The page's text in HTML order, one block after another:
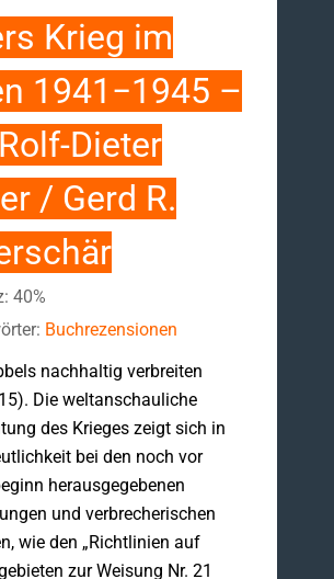
Krieg im
1941−1945 –
Dieter
/ Gerd R.
40%
Buchrezensionen
nachhaltig verbreiten
Die weltanschauliche
des Krieges zeigt sich in
bei den noch vor
herausgegebenen
und verbrecherischen
wie den „Richtlinien auf
zur Weisung Nr. 21